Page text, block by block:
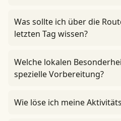
Was sollte ich über die
letzten Tag wissen?
Welche lokalen
spezielle Vorbereitung?
Wie löse ich meine